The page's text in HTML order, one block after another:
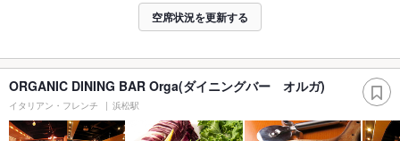
空席状況を更新する
ORGANIC DINING BAR Orga(ダイニングバー オルガ)
イタリアン・フレンチ 浜松駅